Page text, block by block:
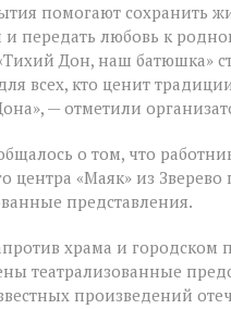
помогают сохранить
передать любовь к
Дон, наш батюшка»
всех, кто ценит
— отметили
о том, что
центра «Маяк» из Зверево
представления.
храма и городском
театрализованные
произведений